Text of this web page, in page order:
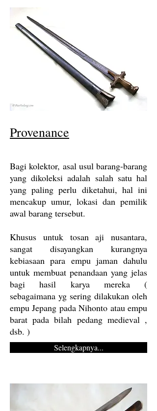
Provenance
Bagi kolektor, asal usul barang-barang
yang dikoleksi adalah salah satu hal
yang paling perlu diketahui, hal ini
mencakup umur, lokasi dan pemilik
awal barang tersebut.
Khusus untuk tosan aji nusantara,
sangat disayangkan kurangnya
kebiasaan para empu jaman dahulu
untuk membuat penandaan yang jelas
bagi hasil karya mereka (
sebagaimana yg sering dilakukan oleh
empu Jepang pada Nihonto atau empu
barat pada bilah pedang medieval ,
dsb. )
Selengkapnya...